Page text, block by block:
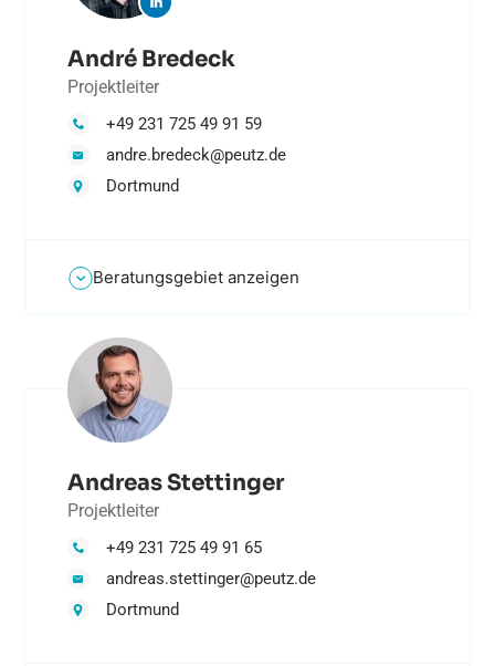
André Bredeck
Projektleiter
+49 231 725 49 91 59
andre.bredeck@peutz.de
Dortmund
Beratungsgebiet anzeigen
Andreas Stettinger
Projektleiter
+49 231 725 49 91 65
andreas.stettinger@peutz.de
Dortmund